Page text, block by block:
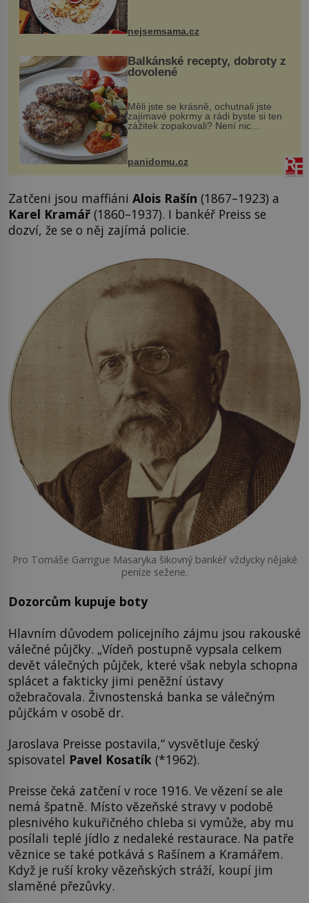
pokrmy, které rozhodně st...
nejsemsama.cz
Balkánské recepty, dobroty z
dovolené
Měli jste se krásně, ochutnali jste
zajímavé pokrmy a rádi byste si ten
zážitek zopakovali? Není nic
snazšího. Pljeskavica (10 porcí)
Možná jste ji ochutnali na dovolené v
panidomu.cz
Zatčeni jsou maffiáni Alois Rašín (1867–1923) a
Karel Kramář (1860–1937). I bankéř Preiss se
dozví, že se o něj zajímá policie.
Pro Tomáše Garrigue Masaryka šikovný bankéř vždycky nějaké
peníze sežene.
Dozorcům kupuje boty
Hlavním důvodem policejního zájmu jsou rakouské
válečné půjčky. „Vídeň postupně vypsala celkem
devět válečných půjček, které však nebyla schopna
splácet a fakticky jimi peněžní ústavy
ožebračovala. Živnostenská banka se válečným
půjčkám v osobě dr.
Jaroslava Preisse postavila,“ vysvětluje český
spisovatel Pavel Kosatík (*1962).
Preisse čeká zatčení v roce 1916. Ve vězení se ale
nemá špatně. Místo vězeňské stravy v podobě
plesnivého kukuřičného chleba si vymůže, aby mu
posílali teplé jídlo z nedaleké restaurace. Na patře
věznice se také potkává s Rašínem a Kramářem.
Když je ruší kroky vězeňských stráží, koupí jim
slaměné přezůvky.